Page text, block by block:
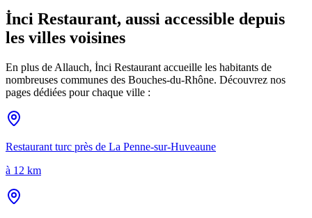
İnci Restaurant, aussi accessible depuis
les villes voisines
En plus de Allauch, İnci Restaurant accueille les habitants de
nombreuses communes des Bouches-du-Rhône. Découvrez nos
pages dédiées pour chaque ville :
Restaurant turc près de La Penne-sur-Huveaune
à 12 km